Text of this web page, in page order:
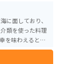
に面しており、
を味わえると人
お土産に
りがっこなどが